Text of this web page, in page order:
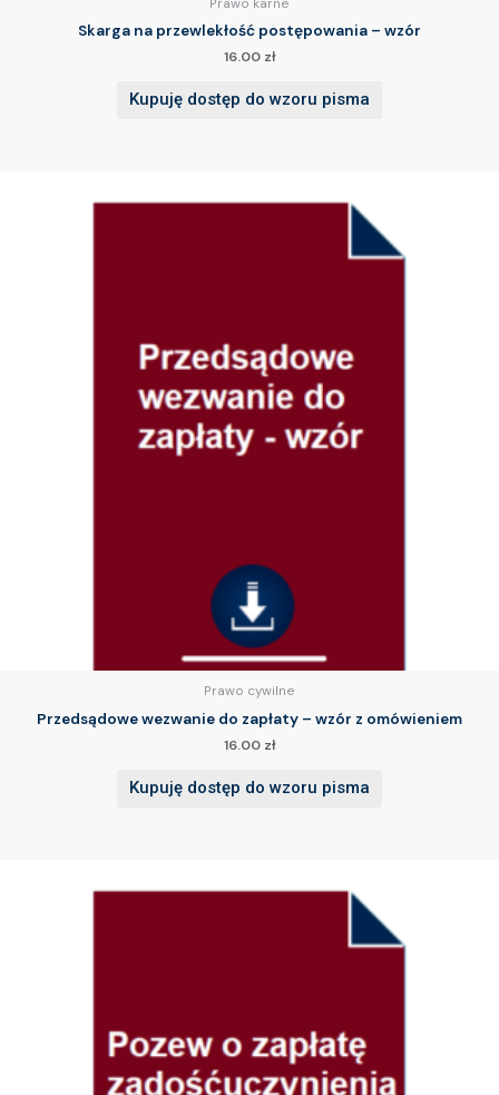
Skarga na przewlekłość postępowania – wzór
16.00 zł
Kupuję dostęp do wzoru pisma
Prawo cywilne
Przedsądowe wezwanie do zapłaty – wzór z omówieniem
16.00 zł
Kupuję dostęp do wzoru pisma